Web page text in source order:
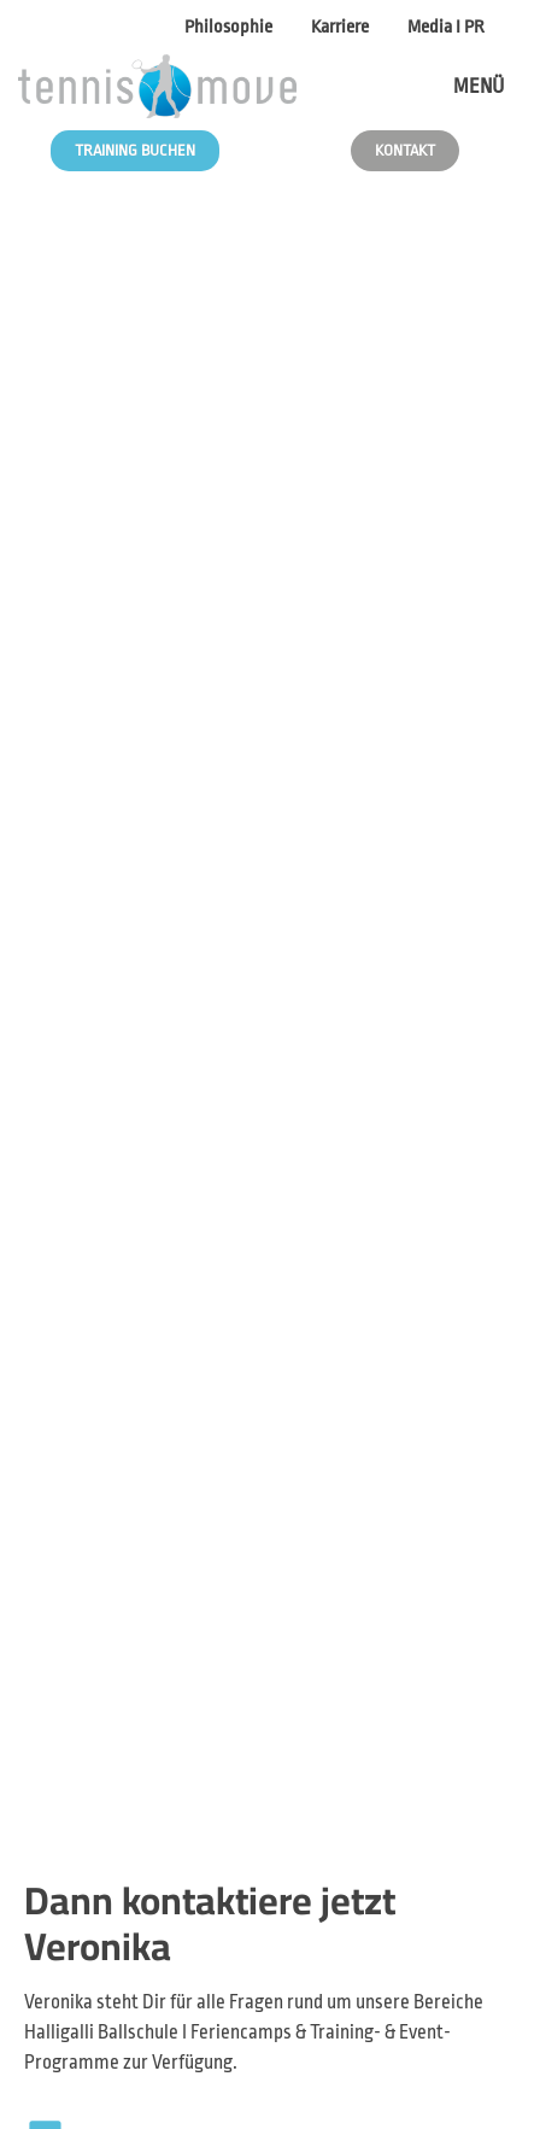
Philosophie Karriere Media I PR
MENÜ
TRAINING BUCHEN KONTAKT
Dann kontaktiere jetzt
Veronika
Veronika steht Dir für alle Fragen rund um unsere Bereiche
Halligalli Ballschule I Feriencamps & Training- & Event-
Programme zur Verfügung.